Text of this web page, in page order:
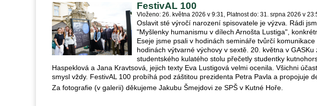
FestivAL 100
Vloženo: 26. května 2026 v 9:31 Platnost do: 31. srpna 2026 v
Oslavit sté výročí narození spisovatele je výzva. Rádi
"Myšlenky humanismu v dílech Arnošta Lustiga",
Eseje jsme psali v hodinách semináře tvůrčí
hodinách výtvarné výchovy v sextě. 20. května v
studentského kulatého stolu přečetly studentky
Haspeklová a Jana Kravtsová, jejich texty Eva Lustigová velmi ocenila. Všichni
smysl vždy. FestivAL 100 probíhá pod záštitou prezidenta Petra Pavla a propojuje
Za fotografie (v galerii) děkujeme Jakubu Šmejdovi ze SPŠ v Kutné Hoře.